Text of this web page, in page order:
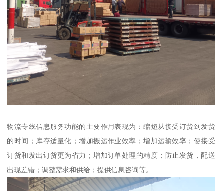
物流专线信息服务功能的主要作用表现为：缩短从接受订货到发货
的时间；库存适量化；增加搬运作业效率；增加运输效率；使接受
订货和发出订货更为省力；增加订单处理的精度；防止发货，配送
出现差错；调整需求和供给；提供信息咨询等。